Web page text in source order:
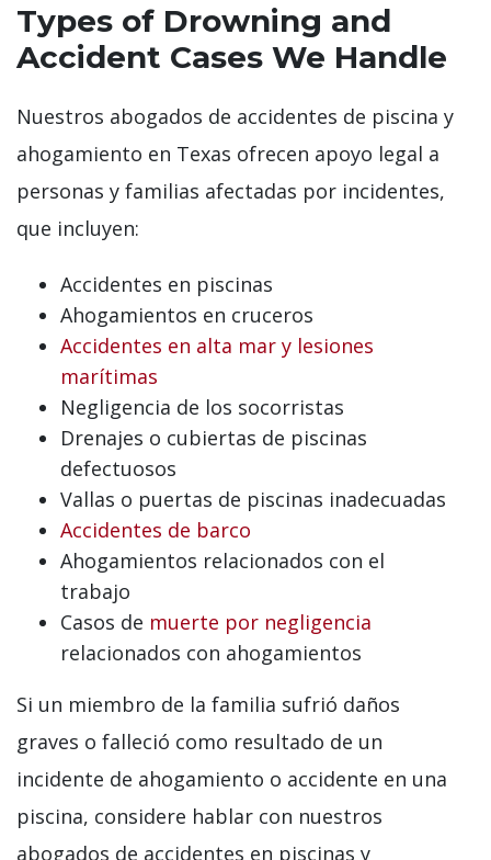
Types of Drowning and
Accident Cases We Handle
Nuestros abogados de accidentes de piscina y
ahogamiento en Texas ofrecen apoyo legal a
personas y familias afectadas por incidentes,
que incluyen:
Accidentes en piscinas
Ahogamientos en cruceros
Accidentes en alta mar y lesiones
marítimas
Negligencia de los socorristas
Drenajes o cubiertas de piscinas
defectuosos
Vallas o puertas de piscinas inadecuadas
Accidentes de barco
Ahogamientos relacionados con el
trabajo
Casos de muerte por negligencia
relacionados con ahogamientos
Si un miembro de la familia sufrió daños
graves o falleció como resultado de un
incidente de ahogamiento o accidente en una
piscina, considere hablar con nuestros
abogados de accidentes en piscinas y